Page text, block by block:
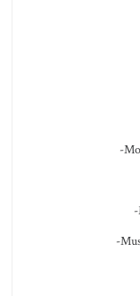
-
-